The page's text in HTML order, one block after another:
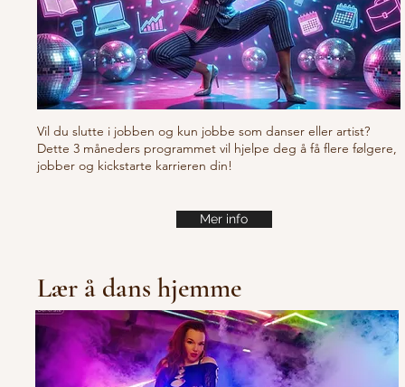
Vil du slutte i jobben og kun jobbe som danser eller artist?
Dette 3 måneders programmet vil hjelpe deg å få flere følgere,
jobber og kickstarte karrieren din!
Mer info
Lær å dans hjemme